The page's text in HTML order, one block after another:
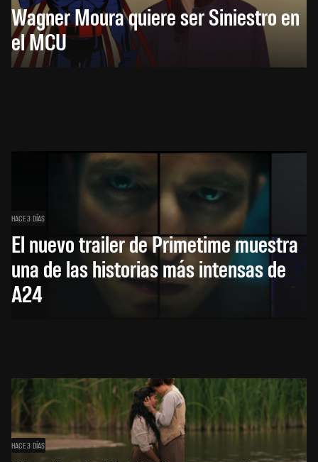
Wagner Moura quiere ser Siniestro en
el MCU
HACE 3 DÍAS
El nuevo trailer de Primetime muestra
una de las historias más intensas de
A24
HACE 3 DÍAS